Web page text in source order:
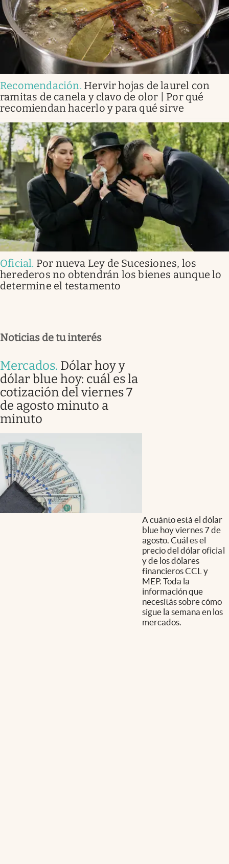
Recomendación. Hervir hojas de laurel con
ramitas de canela y clavo de olor | Por qué
recomiendan hacerlo y para qué sirve
Oficial. Por nueva Ley de Sucesiones, los
herederos no obtendrán los bienes aunque lo
determine el testamento
Noticias de tu interés
Mercados. Dólar hoy y
dólar blue hoy: cuál es la
cotización del viernes 7
de agosto minuto a
minuto
A cuánto está el dólar
blue hoy viernes 7 de
agosto. Cuál es el
precio del dólar oficial
y de los dólares
financieros CCL y
MEP. Toda la
información que
necesitás sobre cómo
sigue la semana en los
mercados.